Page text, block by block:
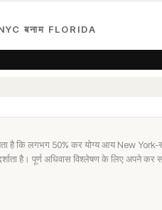
बनाम FLORIDA
है कि लगभग 50% कर योग्य आय New York-
है। पूर्ण अधिवास विश्लेषण के लिए अपने कर